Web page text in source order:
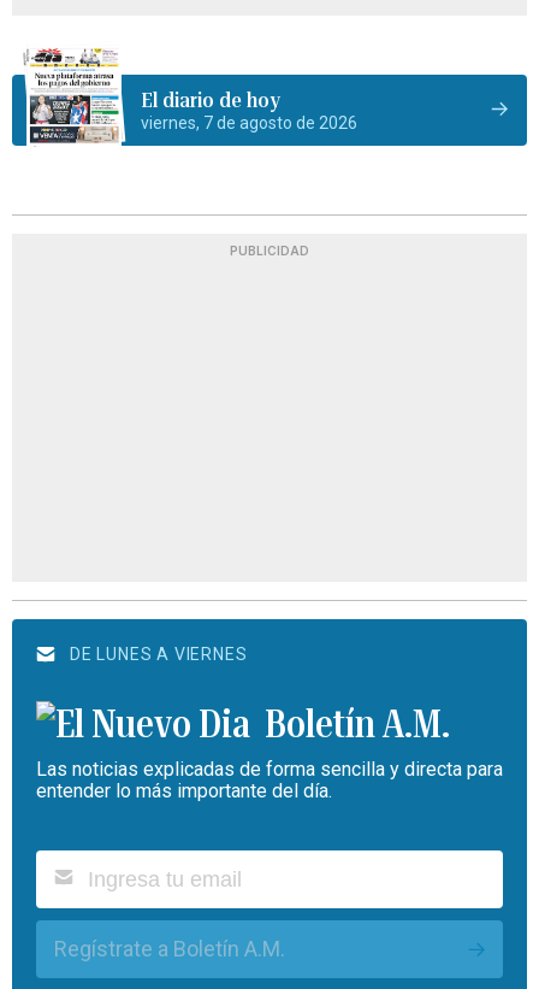
El diario de hoy
viernes, 7 de agosto de 2026
PUBLICIDAD
DE LUNES A VIERNES
Boletín A.M.
Las noticias explicadas de forma sencilla y directa para
entender lo más importante del día.
Regístrate a Boletín A.M.